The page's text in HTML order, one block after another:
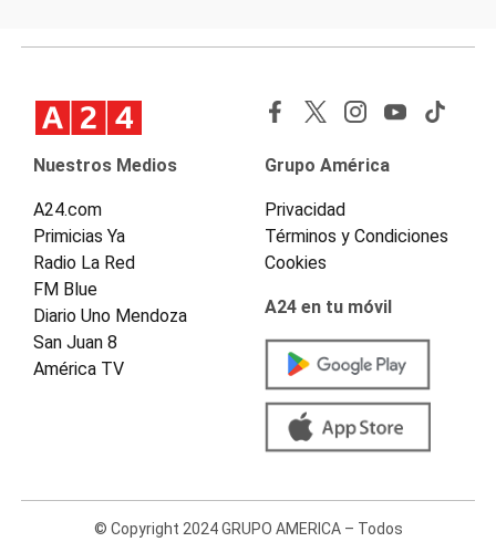
Nuestros Medios
A24.com
Primicias Ya
Radio La Red
FM Blue
Diario Uno Mendoza
San Juan 8
América TV
Grupo América
Privacidad
Términos y Condiciones
Cookies
A24 en tu móvil
© Copyright 2024 GRUPO AMERICA – Todos